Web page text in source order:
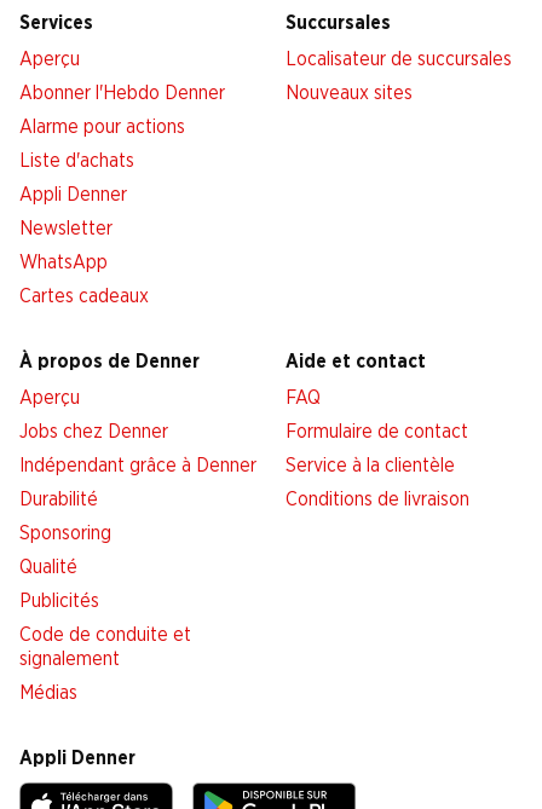
Services
Aperçu
Abonner l'Hebdo Denner
Alarme pour actions
Liste d'achats
Appli Denner
Newsletter
WhatsApp
Cartes cadeaux
Succursales
Localisateur de succursales
Nouveaux sites
À propos de Denner
Aperçu
Jobs chez Denner
Indépendant grâce à Denner
Durabilité
Sponsoring
Qualité
Publicités
Code de conduite et
signalement
Médias
Aide et contact
FAQ
Formulaire de contact
Service à la clientèle
Conditions de livraison
Appli Denner